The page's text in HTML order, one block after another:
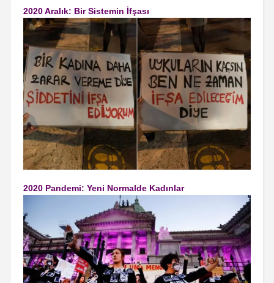
2020 Aralık: Bir Sistemin İfşası
2020 Pandemi: Yeni Normalde Kadınlar